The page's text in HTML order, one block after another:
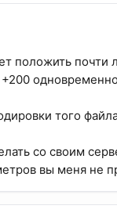
положить почти
того
со своим
вы меня не